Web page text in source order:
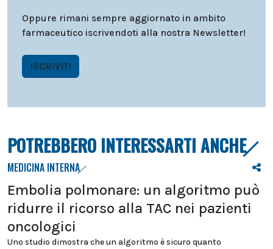
Oppure rimani sempre aggiornato in ambito
farmaceutico iscrivendoti alla nostra Newsletter!
ISCRIVITI
POTREBBERO INTERESSARTI ANCHE
MEDICINA INTERNA
Embolia polmonare: un algoritmo può
ridurre il ricorso alla TAC nei pazienti
oncologici
Uno studio dimostra che un algoritmo è sicuro quanto